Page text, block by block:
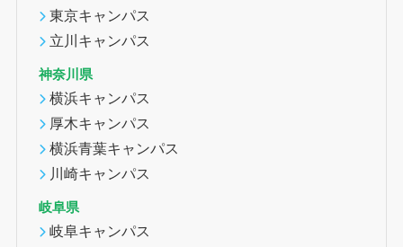
東京キャンパス
立川キャンパス
神奈川県
横浜キャンパス
厚木キャンパス
横浜青葉キャンパス
川崎キャンパス
岐阜県
岐阜キャンパス